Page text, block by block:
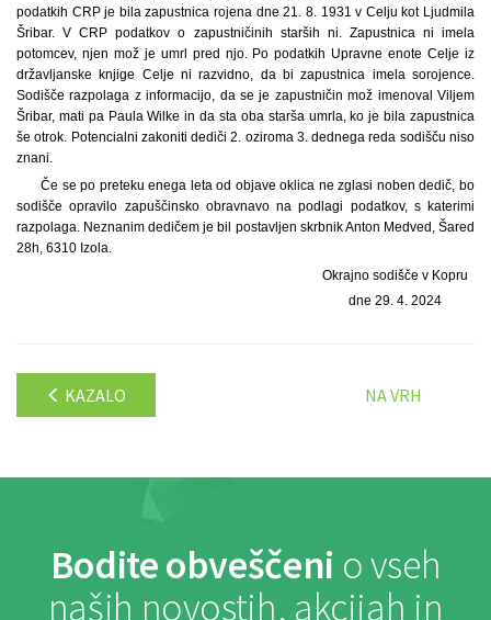
podatkih CRP je bila zapustnica rojena dne 21. 8. 1931 v Celju kot Ljudmila
Šribar. V CRP podatkov o zapustničinih starših ni. Zapustnica ni imela
potomcev, njen mož je umrl pred njo. Po podatkih Upravne enote Celje iz
državljanske knjige Celje ni razvidno, da bi zapustnica imela sorojence.
Sodišče razpolaga z informacijo, da se je zapustničin mož imenoval Viljem
Šribar, mati pa Paula Wilke in da sta oba starša umrla, ko je bila zapustnica
še otrok. Potencialni zakoniti dediči 2. oziroma 3. dednega reda sodišču niso
znani.
Če se po preteku enega leta od objave oklica ne zglasi noben dedič, bo
sodišče opravilo zapuščinsko obravnavo na podlagi podatkov, s katerimi
razpolaga. Neznanim dedičem je bil postavljen skrbnik Anton Medved, Šared
28h, 6310 Izola.
Okrajno sodišče v Kopru
dne 29. 4. 2024
KAZALO NA VRH
Bodite obveščeni o vseh
naših novostih, akcijah in